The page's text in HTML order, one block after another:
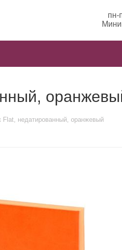
пн-
Flat, недатированный, оранжевый